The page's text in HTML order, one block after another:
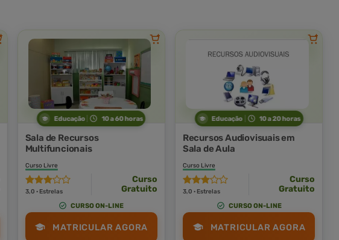
Educação 10 a 60 horas
Sala de Recursos
Multifuncionais
Curso Livre
3,0 · Estrelas
Curso
Gratuito
CURSO ON-LINE
MATRICULAR AGORA
Educação 10 a 20 horas
Recursos Audiovisuais em
Sala de Aula
Curso Livre
3,0 · Estrelas
Curso
Gratuito
CURSO ON-LINE
MATRICULAR AGORA